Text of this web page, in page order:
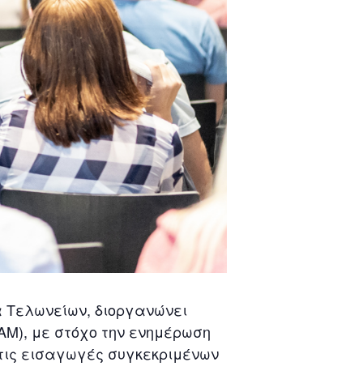
διοργανώνει
με στόχο την ενημέρωση
εισαγωγές συγκεκριμένων